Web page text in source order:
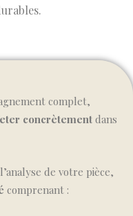
complet,
concrètement dans
de votre pièce,
comprenant :